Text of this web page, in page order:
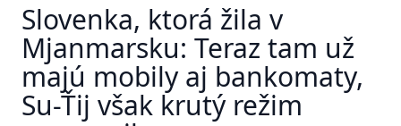
Slovenka, ktorá žila v
Mjanmarsku: Teraz tam už
majú mobily aj bankomaty,
Su-Ťij však krutý režim